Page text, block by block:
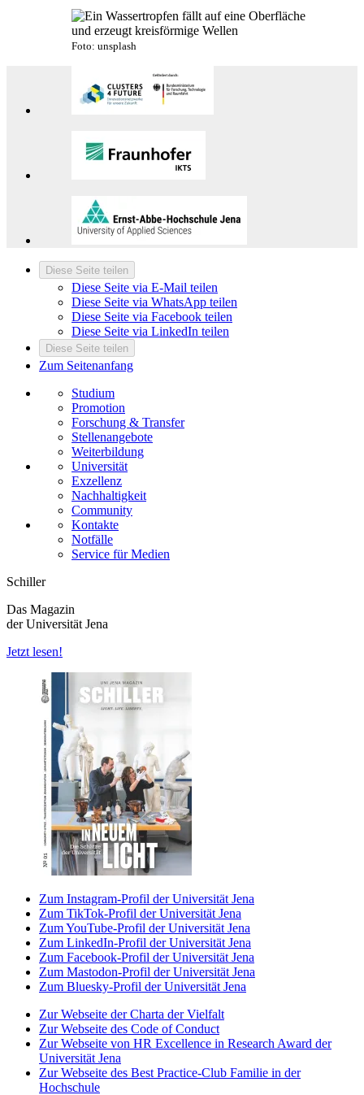
Foto: unsplash
Diese Seite teilen
Diese Seite via E-Mail teilen
Diese Seite via WhatsApp teilen
Diese Seite via Facebook teilen
Diese Seite via LinkedIn teilen
Diese Seite teilen
Zum Seitenanfang
Studium
Promotion
Forschung & Transfer
Stellenangebote
Weiterbildung
Universität
Exzellenz
Nachhaltigkeit
Community
Kontakte
Notfälle
Service für Medien
Schiller
Das Magazin
der Universität Jena
Jetzt lesen!
Zum Instagram-Profil der Universität Jena
Zum TikTok-Profil der Universität Jena
Zum YouTube-Profil der Universität Jena
Zum LinkedIn-Profil der Universität Jena
Zum Facebook-Profil der Universität Jena
Zum Mastodon-Profil der Universität Jena
Zum Bluesky-Profil der Universität Jena
Zur Webseite der Charta der Vielfalt
Zur Webseite des Code of Conduct
Zur Webseite von HR Excellence in Research Award der
Universität Jena
Zur Webseite des Best Practice-Club Familie in der
Hochschule